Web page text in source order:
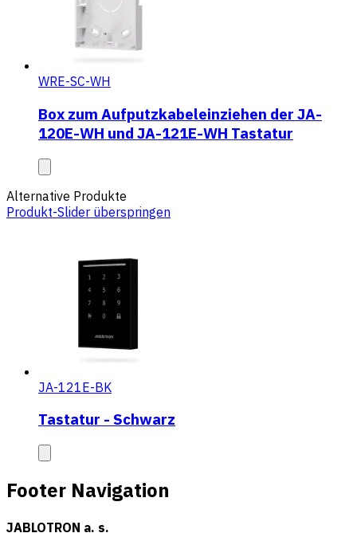
WRE-SC-WH
Box zum Aufputzkabeleinziehen der JA-
120E-WH und JA-121E-WH Tastatur
Alternative Produkte
Produkt-Slider überspringen
JA-121E-BK
Tastatur - Schwarz
Footer Navigation
JABLOTRON a. s.